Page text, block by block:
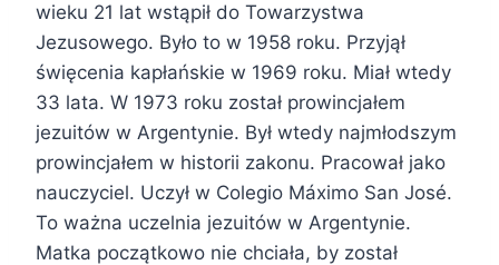
wieku 21 lat wstąpił do Towarzystwa
Jezusowego. Było to w 1958 roku. Przyjął
święcenia kapłańskie w 1969 roku. Miał wtedy
33 lata. W 1973 roku został prowincjałem
jezuitów w Argentynie. Był wtedy najmłodszym
prowincjałem w historii zakonu. Pracował jako
nauczyciel. Uczył w Colegio Máximo San José.
To ważna uczelnia jezuitów w Argentynie.
Matka początkowo nie chciała, by został